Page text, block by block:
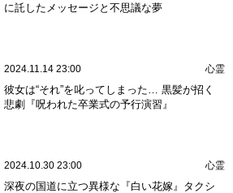
に託したメッセージと不思議な夢
2024.11.14 23:00 心霊
彼女は“それ”を叱ってしまった… 黒髪が招く
悲劇『呪われた卒業式の予行演習』
2024.10.30 23:00 心霊
深夜の国道に立つ異様な『白い花嫁』タクシ